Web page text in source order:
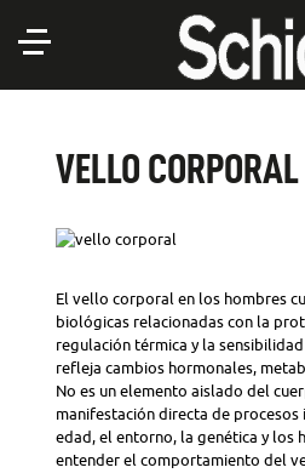
VELLO CORPORAL
El vello corporal en los hombres
biológicas relacionadas con la
regulación térmica y la
refleja cambios hormonales,
No es un elemento aislado del
manifestación directa de procesos
edad, el entorno, la genética y los
entender el comportamiento del